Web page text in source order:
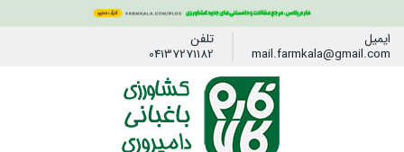
ایمیل
mail.farmkala@gmail.com
تلفن
04137271182